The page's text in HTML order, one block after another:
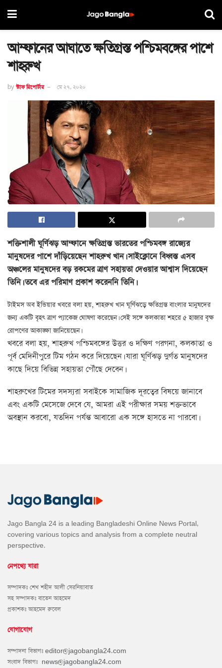
আম্ফানের আঘাতে ক্ষতিগ্রস্ত পশ্চিমবঙ্গের পাশে
শাহরুখ
by স্টাফ রিপোর্টার মে ২৭, ২০২০
শক্তিশালী ঘূর্ণিঝড় আম্ফানে ক্ষতিগ্রস্ত ভারতের পশ্চিমবঙ্গ রাজ্যের
মানুষদের পাশে দাঁড়িয়েছেন শাহরুখ খান। সাইক্লোনে বিধ্বস্ত এসব
অঞ্চলের মানুষদের বড় রকমের ত্রাণ সহায়তা দেওয়ার আশ্বাস দিয়েছেন
তিনি। তবে এর পরিমাণ প্রকাশ করেননি তিনি।
টাইমস অব ইন্ডিয়ার খবরে বলা হয়, শাহরুখ খান ঘূর্ণিঝড়ে ক্ষতিগ্রস্ত বাংলার মানুষদের
জন্য একটি বৃহৎ ত্রাণ প্যাকেজ ঘোষণা করেছেন। সেই সঙ্গে কলকাতা শহরে ৫ হাজার বৃক্ষ
রোপণের আকাঙ্ক্ষা জানিয়েছেন।
খবরে বলা হয়, শাহরুখ পশ্চিমবঙ্গের উত্তর ও দক্ষিণ পরগনা, কলকাতা ও
পূর্ব মেদিনীপুরে টিম গঠন করে দিয়েছেন। যারা ঘূর্ণিঝড় দুর্গত মানুষদের
কাছে দিয়ে বিভিন্ন সহায়তা পৌঁছে দেবেন।
শাহরুখের টিমের সদস্যরা সবাইকে সামাজিক দূরত্বের বিষয়ে জানাবে
এবং একটি মেসেজে দেবে যে, আমরা এই পরীক্ষার সময় শক্তভাবে
অবস্থান করবো, যতদিন পর্যন্ত আবারো এক সঙ্গে হাসতে না পারবো।
Jago Bangla 24 is a leading Bangladeshi Online News Portal,
covering various topics and analysis from a complete neutral
perspective.
নেপথ্যে যারা
সম্পাদকঃ শেখ শহীদ আলী সেরনিয়াবাত
সহ সম্পাদকঃ বাতেন আহমেদ
প্রকাশকঃ আহমেদ রুবেল
যোগাযোগ
সম্পাদনা বিভাগঃ editor@jagobangla24.com
সংবাদ বিভাগঃ news@jagobangla24.com